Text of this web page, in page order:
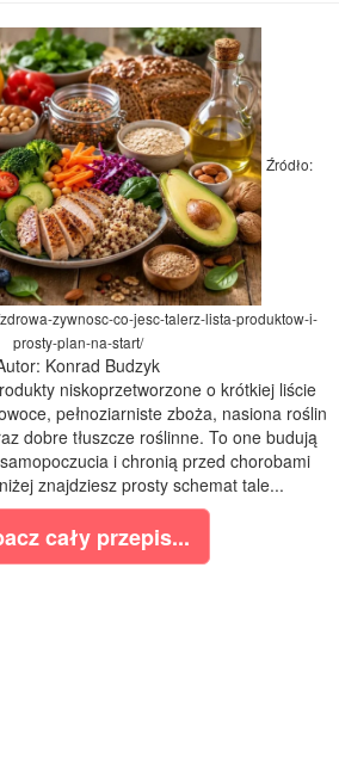
Źródło:
zywnosc-co-jesc-talerz-lista-produktow-i-
prosty-plan-na-start/
Konrad Budzyk
niskoprzetworzone o krótkiej liście
pełnoziarniste zboża, nasiona roślin
dobre tłuszcze roślinne. To one budują
i chronią przed chorobami
znajdziesz prosty schemat tale...
cały przepis...